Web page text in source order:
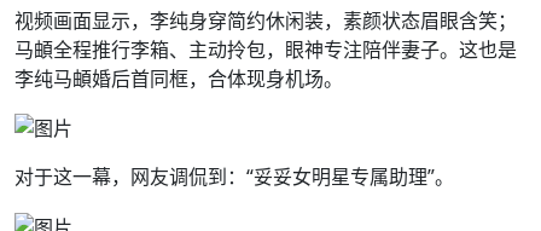
视频画面显示，李纯身穿简约休闲装，素颜状态眉眼含笑；
马頔全程推行李箱、主动拎包，眼神专注陪伴妻子。这也是
李纯马頔婚后首同框，合体现身机场。
对于这一幕，网友调侃到：“妥妥女明星专属助理”。